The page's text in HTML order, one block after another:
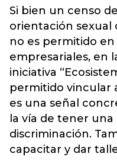
Si bien un censo
orientación sexual
no es permitido
empresariales, en
iniciativa
permitido vincular
es una señal
la vía de tener
discriminación.
capacitar y dar